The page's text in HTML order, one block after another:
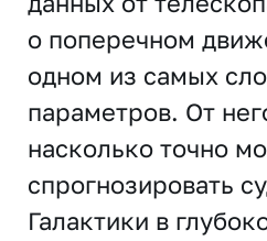
о поперечном
одном из самых
параметров. От
насколько точно
спрогнозировать
Галактики в